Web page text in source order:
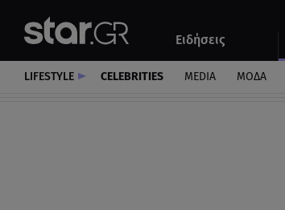
Ειδήσεις
Αυτοκίνητο
LIFESTYLE CELEBRITIES MEDIA ΜΟΔΑ